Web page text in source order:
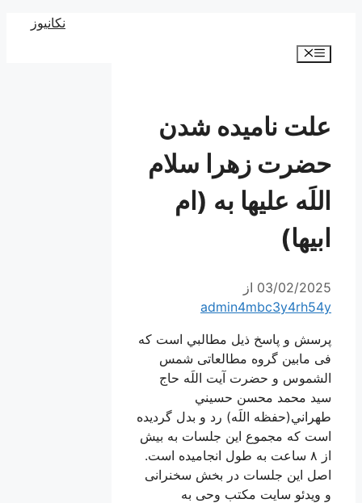
نکانیوز
فهرست
علت نامیده شدن
حضرت زهرا سلام
اللَه عليها به (ام
ابیها)
03/02/2025 از
admin4mbc3y4rh54y
پرسش و پاسخ ذیل مطالبي است که
فی مابین گروه مطالعاتی شمس
الشموس و حضرت آیت اللَه حاج
سید محمد محسن حسيني
طهراني(حفظه اللَه) رد و بدل گردیده
است که مجموع این جلسات به بیش
از ٨ ساعت به طول انجامیده است.
اصل این جلسات در بخش سخنرانی
و ویدئو سایت مکتب وحی به